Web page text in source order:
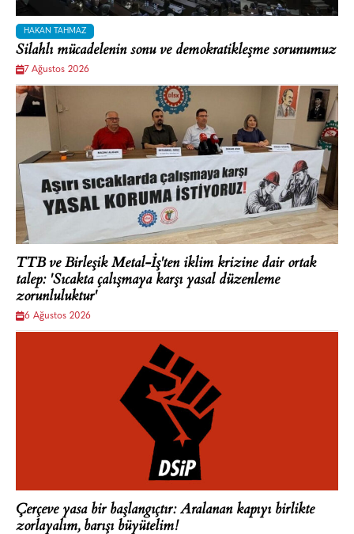
HAKAN TAHMAZ
Silahlı mücadelenin sonu ve demokratikleşme sorunumuz
7 Ağustos 2026
TTB ve Birleşik Metal-İş'ten iklim krizine dair ortak
talep: 'Sıcakta çalışmaya karşı yasal düzenleme
zorunluluktur'
6 Ağustos 2026
Çerçeve yasa bir başlangıçtır: Aralanan kapıyı birlikte
zorlayalım, barışı büyütelim!